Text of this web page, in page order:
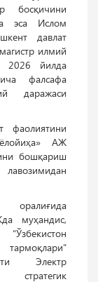
босқичини
эса Ислом
давлат
илмий
2026 йилда
фалсафа
даражаси
АЖ
бошқариш
муҳандис,
Электр